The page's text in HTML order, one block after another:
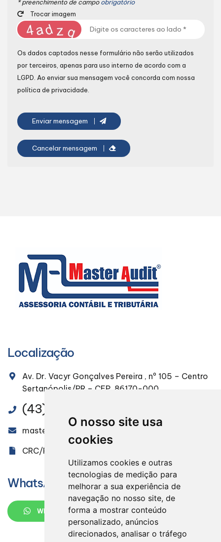
O nosso site usa
cookies
Utilizamos cookies e outras
tecnologias de medição para
melhorar a sua experiência de
navegação no nosso site, de
forma a mostrar conteúdo
personalizado, anúncios
direcionados, analisar o tráfego
* preenchimento de campoobrigatório
Trocar imagem
Os dados captados nesse formulário não serão utilizados
por terceiros, apenas para uso interno de acordo com a
LGPD . Ao enviar sua mensagem você concorda com nossa
política de privacidade.
Enviar mensagem
Cancelar mensagem
Localização
Av. Dr. Vacyr Gonçalves Pereira , nº 105 – Centro
Sertanópolis/PR – CEP. 86170-000
(43) 3232-4491
masteraudit@masteraudit.com.br
CRC/PR 005851/O-9
WhatsApp
WHATSAPP